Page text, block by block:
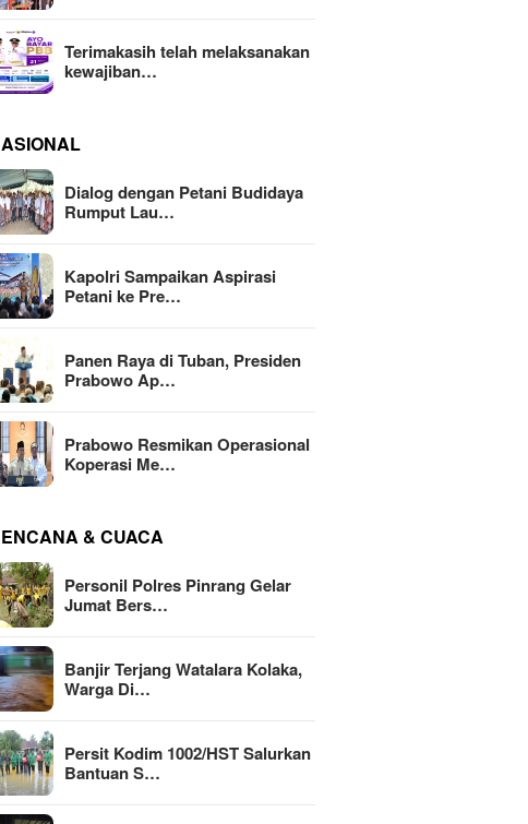
Terimakasih telah melaksanakan
kewajiban…
Dialog dengan Petani Budidaya
Rumput Lau…
Kapolri Sampaikan Aspirasi
Petani ke Pre…
Panen Raya di Tuban, Presiden
Prabowo Ap…
Prabowo Resmikan Operasional
Koperasi Me…
& CUACA
Personil Polres Pinrang Gelar
Jumat Bers…
Banjir Terjang Watalara Kolaka,
Warga Di…
Persit Kodim 1002/HST Salurkan
Bantuan S…